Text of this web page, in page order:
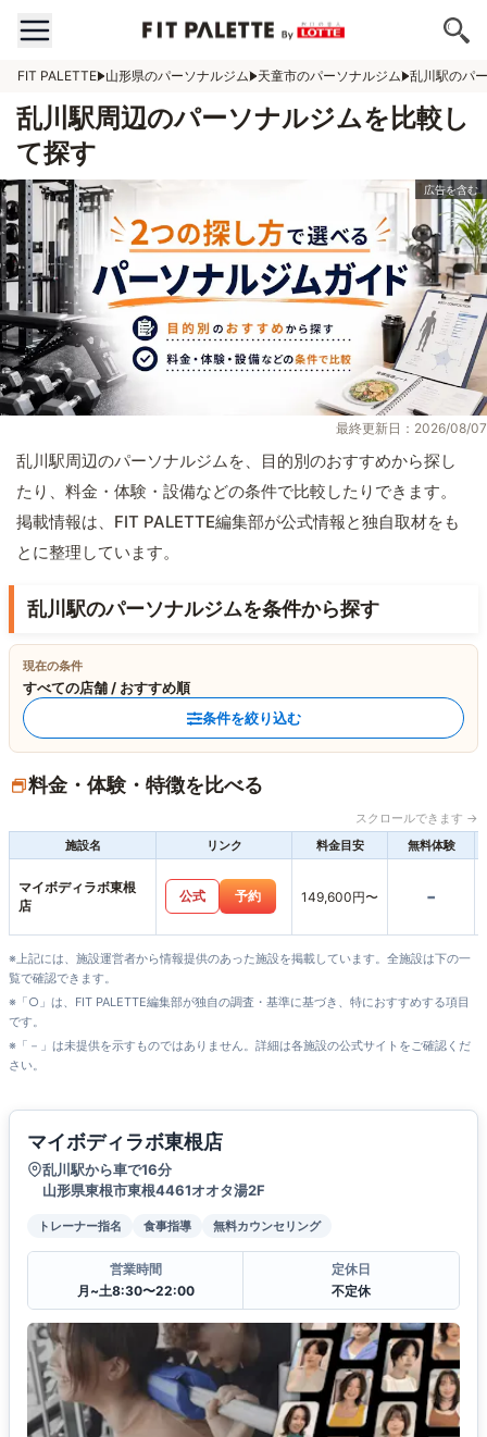
FIT PALETTE 山形県のパーソナルジム 天童市のパーソナルジム 乱川駅のパ
乱川駅周辺のパーソナルジムを比較し
て探す
最終更新日：2026/08/07
乱川駅周辺のパーソナルジムを、目的別のおすすめから探し
たり、料金・体験・設備などの条件で比較したりできます。
掲載情報は、FIT PALETTE編集部が公式情報と独自取材をも
とに整理しています。
乱川駅のパーソナルジムを条件から探す
現在の条件
すべての店舗 / おすすめ順
条件を絞り込む
料金・体験・特徴を比べる
スクロールできます →
施設名
リンク 料金目安 無料体験
マイボディラボ東根
店
公式 予約 149,600円〜 -
※上記には、施設運営者から情報提供のあった施設を掲載しています。全施設は下の一
覧で確認できます。
※「○」は、FIT PALETTE編集部が独自の調査・基準に基づき、特におすすめする項目
です。
※「－」は未提供を示すものではありません。詳細は各施設の公式サイトをご確認くだ
さい。
マイボディラボ東根店
乱川駅から車で16分
山形県東根市東根4461オオタ湯2F
トレーナー指名 食事指導 無料カウンセリング
営業時間
月~土8:30〜22:00
定休日
不定休